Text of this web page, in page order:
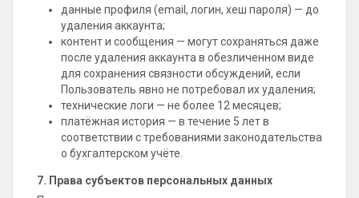
данные профиля (email, логин, хеш пароля) — до
удаления аккаунта;
контент и сообщения — могут сохраняться даже
после удаления аккаунта в обезличенном виде
для сохранения связности обсуждений, если
Пользователь явно не потребовал их удаления;
технические логи — не более 12 месяцев;
платёжная история — в течение 5 лет в
соответствии с требованиями законодательства
о бухгалтерском учёте.
7. Права субъектов персональных данных